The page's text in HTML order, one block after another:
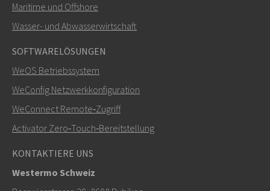
SENDEN
+46 16 42 80 00
info@westermo.com
hier klicken, um den technischen
Support zu kontaktieren
Maritime und Offshore
Wasser- und Abwasserwirtschaft
SOFTWARELÖSUNGEN
WeOS Betriebssystem
WeConfig Netzwerkkonfiguration
WeConnect Remote‑Zugriff
Activator Zero‑Touch‑Bereitstellung
KONTAKTIERE UNS
Westermo Schweiz